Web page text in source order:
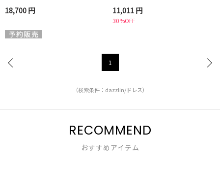
18,700 円 11,011 円
30%OFF
1
（検索条件：dazzlin/ドレス）
RECOMMEND
おすすめアイテム